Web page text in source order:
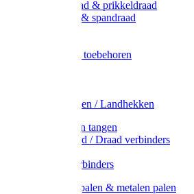
Metaal draad & prikkeldraad
Binddraad & spandraad
Afrasternet toebehoren
Weidehekken / Landhekken
Spanners en tangen
Lint / Koord / Draad verbinders
Litzclip verbinders
Recycling palen & metalen palen